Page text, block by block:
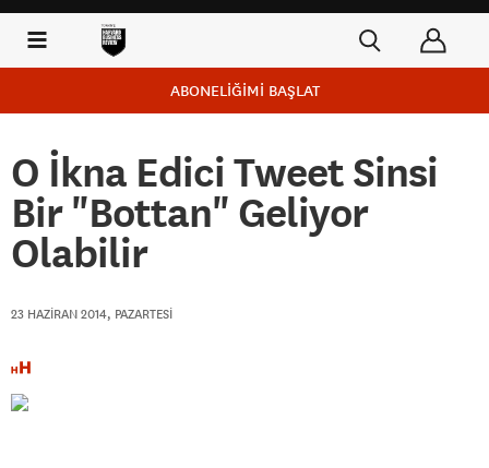
ABONELİĞİMİ BAŞLAT
O İkna Edici Tweet Sinsi
Bir "Bottan" Geliyor
Olabilir
23 HAZIRAN 2014, PAZARTESI